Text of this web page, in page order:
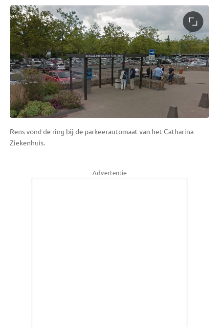
Rens vond de ring bij de parkeerautomaat van het Catharina
Ziekenhuis.
Advertentie